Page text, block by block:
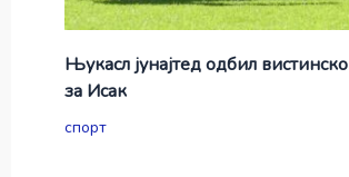
Њукасл јунајтед одбил вистинско
за Исак
спорт